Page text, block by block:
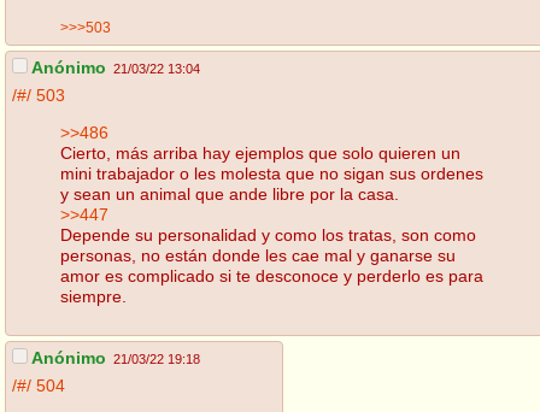
>>>503
Anónimo 21/03/22 13:04
/#/ 503
>>486
Cierto, más arriba hay ejemplos que solo quieren un
mini trabajador o les molesta que no sigan sus ordenes
y sean un animal que ande libre por la casa.
>>447
Depende su personalidad y como los tratas, son como
personas, no están donde les cae mal y ganarse su
amor es complicado si te desconoce y perderlo es para
siempre.
Anónimo 21/03/22 19:18
/#/ 504